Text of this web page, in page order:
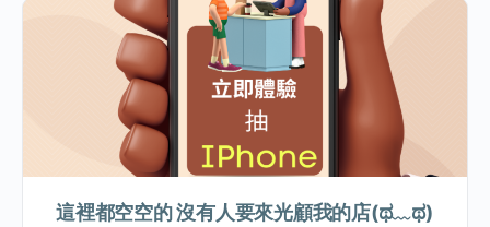
這裡都空空的 沒有人要來光顧我的店(ಥ﹏ಥ)